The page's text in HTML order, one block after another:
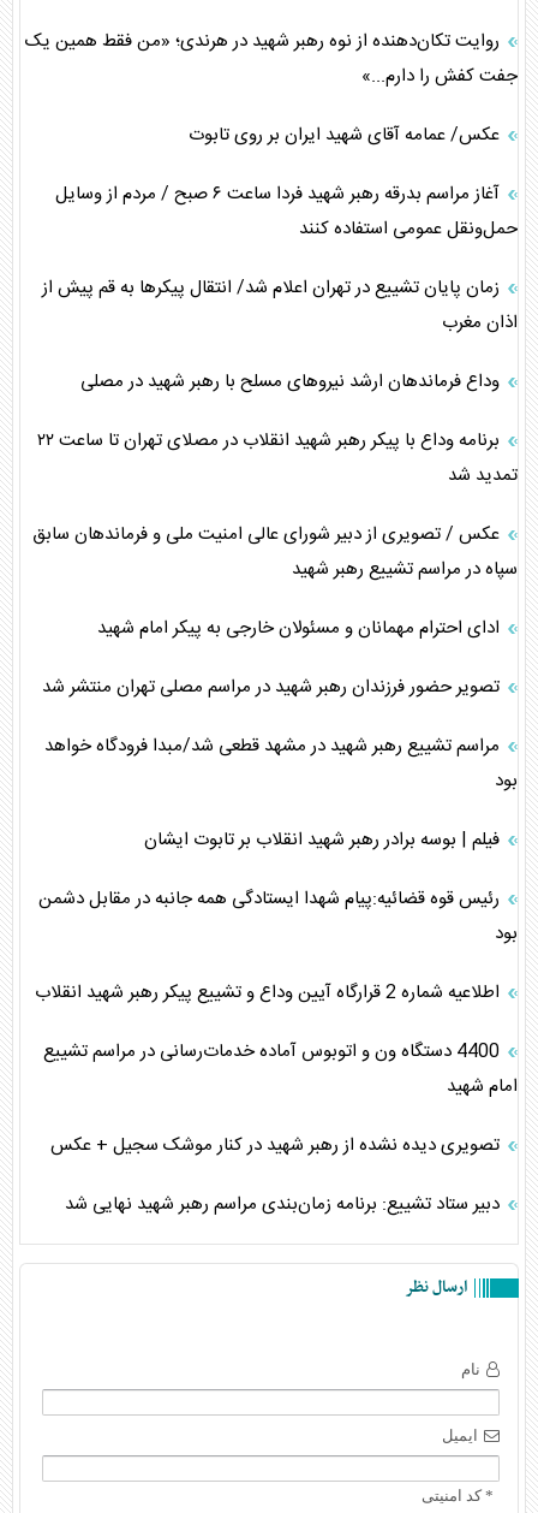
روایت تکان‌دهنده از نوه رهبر شهید در هرندی؛ «من فقط همین یک
جفت کفش را دارم...»
عکس/ عمامه آقای شهید ایران بر روی تابوت
آغاز مراسم بدرقه رهبر شهید فردا ساعت ۶ صبح / مردم از وسایل
حمل‌ونقل عمومی استفاده کنند
زمان پایان تشییع در تهران اعلام شد/ انتقال پیکر‌ها به قم پیش از
اذان مغرب
وداع فرماندهان ارشد نیروهای مسلح با رهبر شهید در مصلی
برنامه وداع با پیکر رهبر شهید انقلاب در مصلای تهران تا ساعت ۲۲
تمدید شد
عکس / تصویری از دبیر شورای عالی امنیت ملی و فرماندهان سابق
سپاه در مراسم تشییع رهبر شهید
ادای احترام مهمانان و مسئولان خارجی به پیکر امام شهید
تصویر حضور فرزندان رهبر شهید در مراسم مصلی تهران منتشر شد
مراسم تشییع رهبر شهید در مشهد ‌قطعی شد/مبدا فرودگاه خواهد
بود
فیلم | بوسه برادر رهبر شهید انقلاب بر تابوت ایشان
رئیس قوه قضائیه:پیام شهدا ایستادگی همه جانبه در مقابل دشمن
بود
اطلاعیه شماره 2 قرارگاه آیین وداع و تشییع پیکر رهبر شهید انقلاب
4400 دستگاه ون و اتوبوس آماده خدمات‌رسانی در مراسم تشییع
امام شهید
تصویری دیده نشده از رهبر شهید در کنار موشک سجیل + عکس
دبیر ستاد تشییع: برنامه زمان‌بندی مراسم رهبر شهید نهایی شد
ارسال نظر
نام
ایمیل
* کد امنیتی